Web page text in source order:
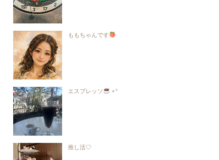
ももちゃんです
エスプレッソ ∘°
推し活♡